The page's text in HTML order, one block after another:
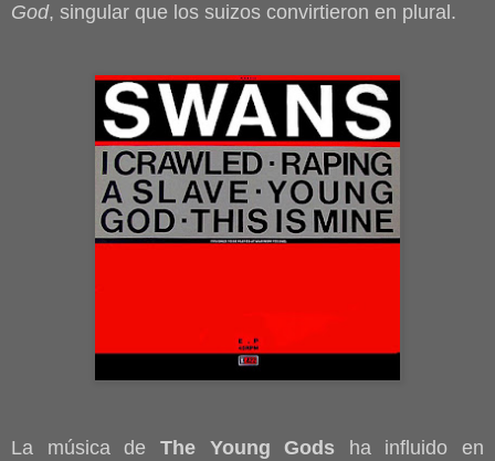
God, singular que los suizos convirtieron en plural.
La música de The Young Gods ha influido en